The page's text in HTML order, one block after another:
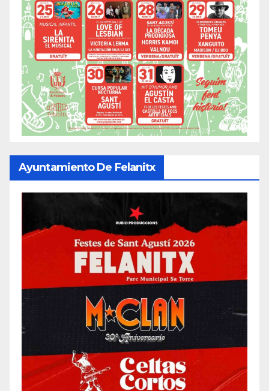
Ayuntamiento De Felanitx